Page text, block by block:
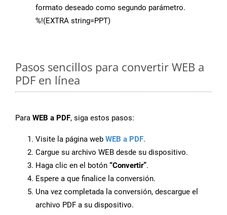
formato deseado como segundo parámetro.
%!(EXTRA string=PPT)
Pasos sencillos para convertir WEB a
PDF en línea
Para WEB a PDF, siga estos pasos:
Visite la página web WEB a PDF.
Cargue su archivo WEB desde su dispositivo.
Haga clic en el botón “Convertir”.
Espere a que finalice la conversión.
Una vez completada la conversión, descargue el
archivo PDF a su dispositivo.